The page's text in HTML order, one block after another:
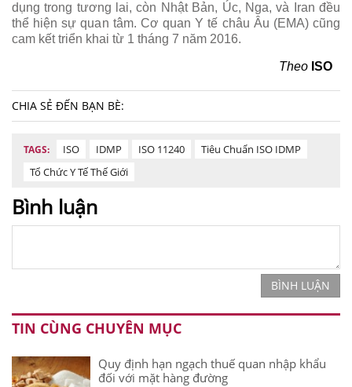
dụng trong tương lai, còn Nhật Bản, Úc, Nga, và Iran đều
thể hiện sự quan tâm. Cơ quan Y tế châu Âu (EMA) cũng
cam kết triển khai từ 1 tháng 7 năm 2016.
Theo ISO
CHIA SẺ ĐẾN BẠN BÈ:
TAGS: ISO IDMP ISO 11240
Tiêu Chuẩn ISO IDMP
Tổ Chức Y Tế Thế Giới
Bình luận
BÌNH LUẬN
TIN CÙNG CHUYÊN MỤC
Quy định hạn ngạch thuế quan nhập khẩu
đối với mặt hàng đường